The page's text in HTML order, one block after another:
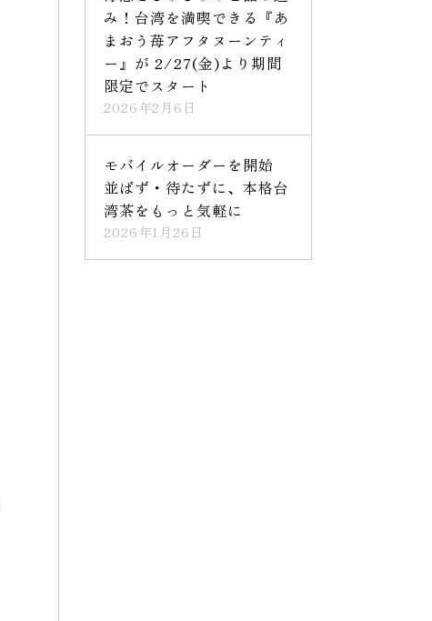
み！台湾を満喫できる『あ
まおう苺アフタヌーンティ
ー』が 2/27(金)より期間
限定でスタート
2026年2月6日
モバイルオーダーを開始
並ばず・待たずに、本格台
湾茶をもっと気軽に
2026年1月26日